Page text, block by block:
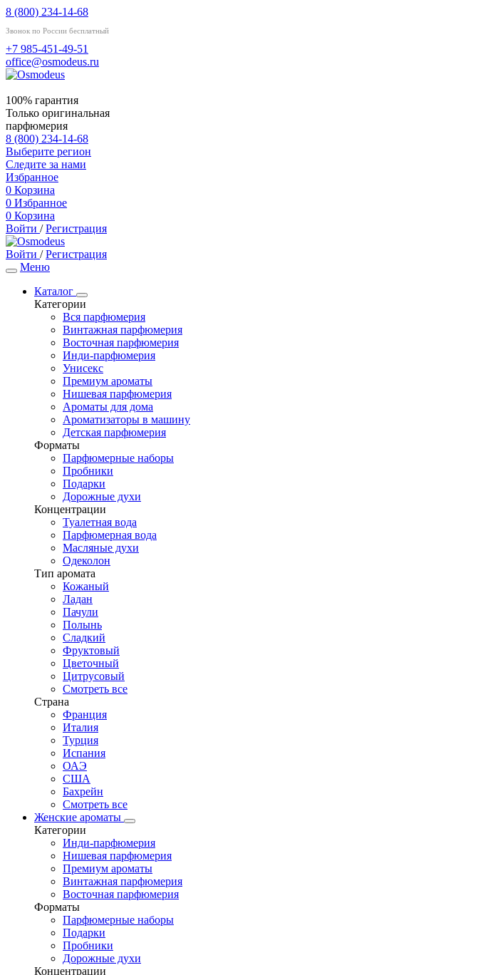
8 (800) 234-14-68
Звонок по России бесплатный
+7 985-451-49-51
office@osmodeus.ru
100% гарантия
Только оригинальная
парфюмерия
8 (800) 234-14-68
Выберите регион
Следите за нами
Избранное
0 Корзина
0 Избранное
0 Корзина
Войти / Регистрация
Войти / Регистрация
Меню
Каталог
Категории
Вся парфюмерия
Винтажная парфюмерия
Восточная парфюмерия
Инди-парфюмерия
Унисекс
Премиум ароматы
Нишевая парфюмерия
Ароматы для дома
Ароматизаторы в машину
Детская парфюмерия
Форматы
Парфюмерные наборы
Пробники
Подарки
Дорожные духи
Концентрации
Туалетная вода
Парфюмерная вода
Масляные духи
Одеколон
Тип аромата
Кожаный
Ладан
Пачули
Полынь
Сладкий
Фруктовый
Цветочный
Цитрусовый
Смотреть все
Страна
Франция
Италия
Турция
Испания
ОАЭ
США
Бахрейн
Смотреть все
Женские ароматы
Категории
Инди-парфюмерия
Нишевая парфюмерия
Премиум ароматы
Винтажная парфюмерия
Восточная парфюмерия
Форматы
Парфюмерные наборы
Подарки
Пробники
Дорожные духи
Концентрации